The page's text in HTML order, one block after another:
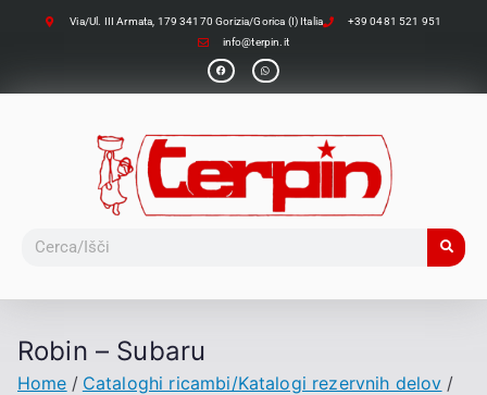
Via/Ul. III Armata, 179 34170 Gorizia/Gorica (I) Italia
+39 0481 521 951
info@terpin.it
Robin – Subaru
Home
Cataloghi ricambi/Katalogi rezervnih delov